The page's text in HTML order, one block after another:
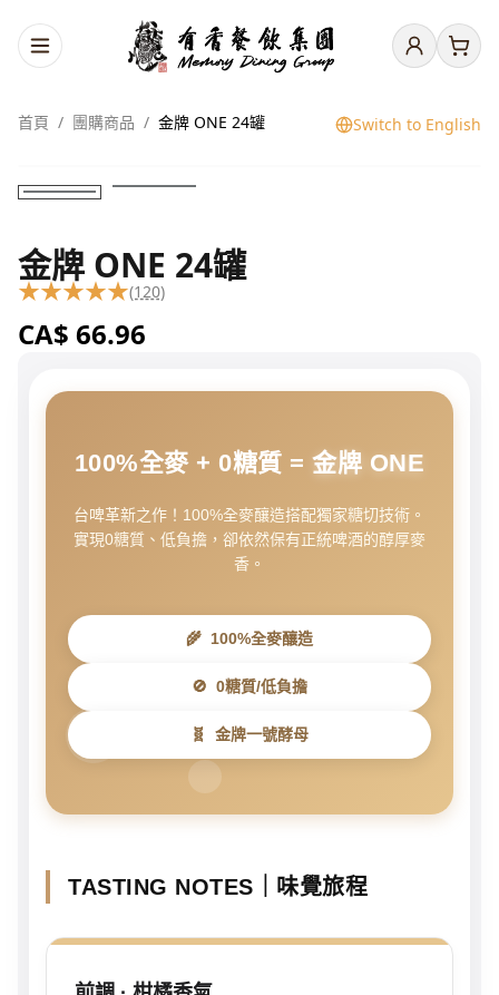
首頁 / 團購商品 / 金牌 ONE 24罐 Switch to English
金牌 ONE 24罐
★★★★★(120)
CA$ 66.96
100%全麥 + 0糖質 =金牌 ONE
台啤革新之作！100%全麥釀造搭配獨家糖切技術。
實現0糖質、低負擔，卻依然保有正統啤酒的醇厚麥
香。
🌾 100%全麥釀造
🚫 0糖質/低負擔
🧬 金牌一號酵母
TASTING NOTES｜味覺旅程